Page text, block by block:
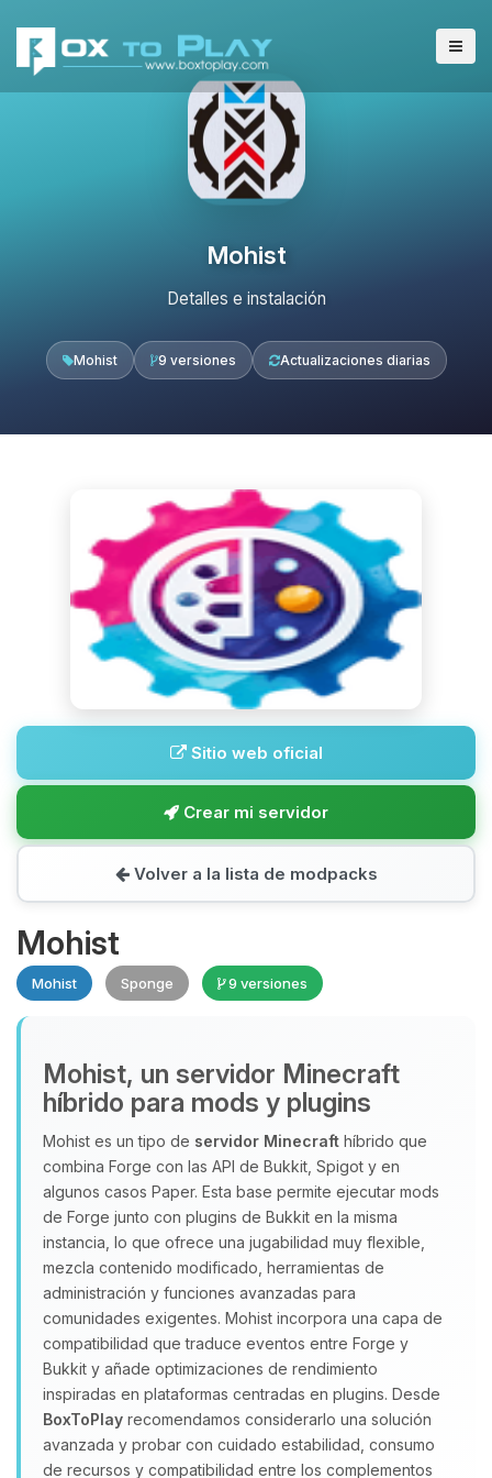
Mohist
Detalles e instalación
Mohist 9 versiones Actualizaciones diarias
Sitio web oficial
Crear mi servidor
Volver a la lista de modpacks
Mohist
Mohist Sponge 9 versiones
Mohist, un servidor Minecraft
híbrido para mods y plugins
Mohist es un tipo de servidor Minecraft híbrido que
combina Forge con las API de Bukkit, Spigot y en
algunos casos Paper. Esta base permite ejecutar mods
de Forge junto con plugins de Bukkit en la misma
instancia, lo que ofrece una jugabilidad muy flexible,
mezcla contenido modificado, herramientas de
administración y funciones avanzadas para
comunidades exigentes. Mohist incorpora una capa de
compatibilidad que traduce eventos entre Forge y
Bukkit y añade optimizaciones de rendimiento
inspiradas en plataformas centradas en plugins. Desde
BoxToPlay recomendamos considerarlo una solución
avanzada y probar con cuidado estabilidad, consumo
de recursos y compatibilidad entre los complementos
Yupi, por fin alguien con quien
hablar! Soy Choupy, tu pequeno
asistente de BoxToPlay. Cuentame
que necesitas y moveré mis
pequenos circuitos para ayudarte.
06/08/2026 18:24